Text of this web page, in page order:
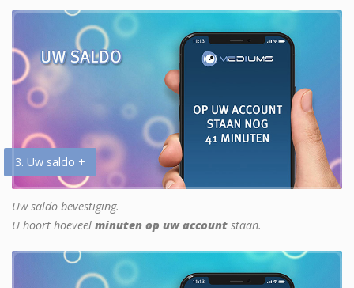
3. Uw saldo +
Uw saldo bevestiging.
U hoort hoeveel minuten op uw account staan.